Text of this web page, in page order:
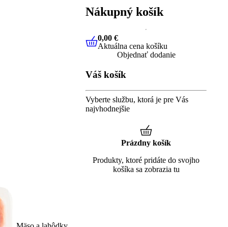
Nákupný košík
0,00 €Aktuálna cena košíku
0,00 €
Aktuálna cena košíku
Objednať dodanie
Váš košík
Vyberte službu, ktorá je pre Vás
najvhodnejšie
Prázdny košík
Produkty, ktoré pridáte do svojho
košíka sa zobrazia tu